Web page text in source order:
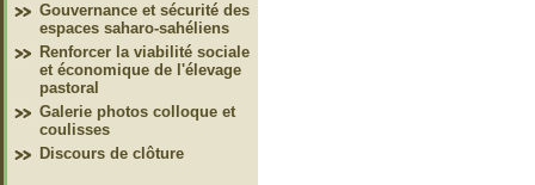
Gouvernance et sécurité des
espaces saharo-sahéliens
Renforcer la viabilité sociale
et économique de l'élevage
pastoral
Galerie photos colloque et
coulisses
Discours de clôture